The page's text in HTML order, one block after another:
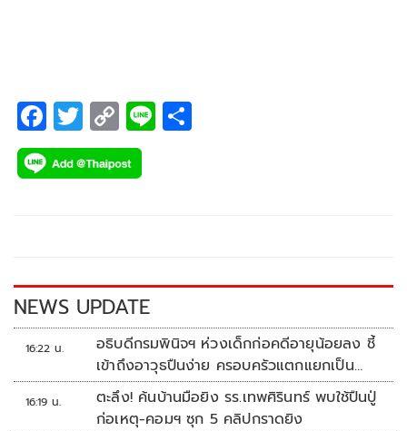
F
ac
e
k
T
wi
tt
C
o
p
k
Li
NEWS UPDATE
16:22 น.
อธิบดีกรมพินิจฯ ห่วงเด็กก่อคดีอายุน้อยลง ชี้
เข้าถึงอาวุธปืนง่าย ครอบครัวแตกแยกเป็น
ชนวนสำคัญ
16:19 น.
ตะลึง! ค้นบ้านมือยิง รร.เทพศิรินทร์ พบใช้ปืนปู่
ก่อเหตุ-คอมฯ ซุก 5 คลิปกราดยิง